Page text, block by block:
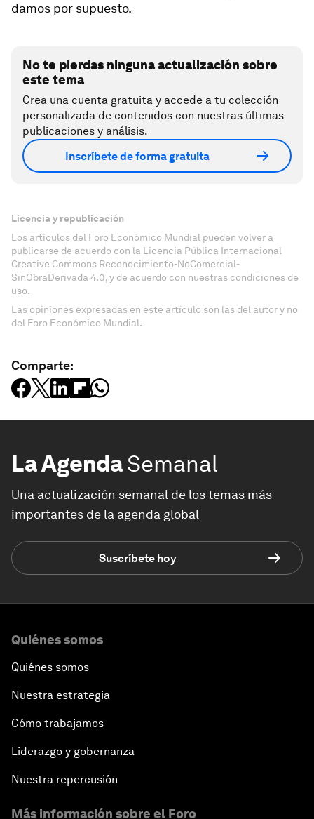
damos por supuesto.
No te pierdas ninguna actualización sobre
este tema
Crea una cuenta gratuita y accede a tu colección
personalizada de contenidos con nuestras últimas
publicaciones y análisis.
Inscríbete de forma gratuita
Licencia y republicación
Los artículos del Foro Económico Mundial pueden volver a
publicarse de acuerdo con la Licencia Pública Internacional
Creative Commons Reconocimiento-NoComercial-
SinObraDerivada 4.0, y de acuerdo con nuestras condiciones de
uso.
Las opiniones expresadas en este artículo son las del autor y no
del Foro Económico Mundial.
Comparte:
La AgendaSemanal
Una actualización semanal de los temas más
importantes de la agenda global
Suscríbete hoy
Quiénes somos
Quiénes somos
Nuestra estrategia
Cómo trabajamos
Liderazgo y gobernanza
Nuestra repercusión
Más información sobre el Foro